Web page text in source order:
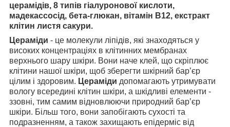
церамідів, 8 типів гіалуронової кислоти,
мадекассосід, бета-глюкан, вітамін B12, екстракт
клітин листя сакури.
Цераміди - це молекули ліпідів, які знаходяться у
високих концентраціях в клітинних мембранах
верхнього шару шкіри. Вони наче клей, що скріплює
клітини нашої шкіри, щоб зберегти шкірний бар’єр
цілим і здоровим. Цераміди допомагають утримувати
вологу всередині клітин шкіри, а шкідливі елементи -
ззовні, тим самим відновлюючи природний бар’єр
шкіри. Більш того, вони запобігають сухості та
подразненням, а також захищають епідерміс від